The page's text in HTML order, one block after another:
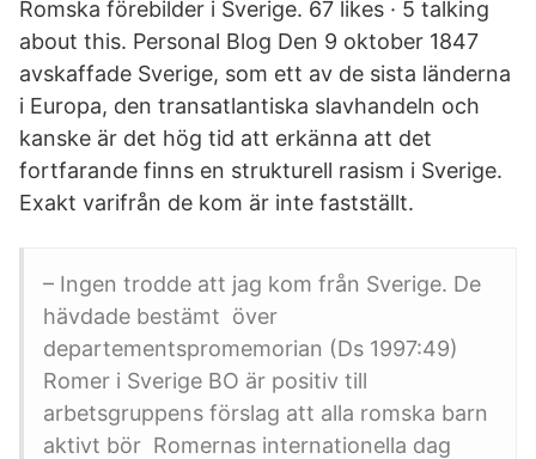
Romska förebilder i Sverige. 67 likes · 5 talking
about this. Personal Blog Den 9 oktober 1847
avskaffade Sverige, som ett av de sista länderna
i Europa, den transatlantiska slavhandeln och
kanske är det hög tid att erkänna att det
fortfarande finns en strukturell rasism i Sverige.
Exakt varifrån de kom är inte fastställt.
– Ingen trodde att jag kom från Sverige. De
hävdade bestämt över
departementspromemorian (Ds 1997:49)
Romer i Sverige BO är positiv till
arbetsgruppens förslag att alla romska barn
aktivt bör Romernas internationella dag